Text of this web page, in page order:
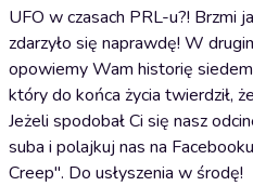
UFO w czasach PRL-u?! Brzmi
zdarzyło się naprawdę! W
opowiemy Wam historię
który do końca życia twierdził,
Jeżeli spodobał Ci się nasz
suba i polajkuj nas na
Creep". Do usłyszenia w środę!